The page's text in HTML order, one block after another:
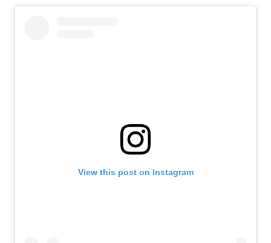
View this post on Instagram